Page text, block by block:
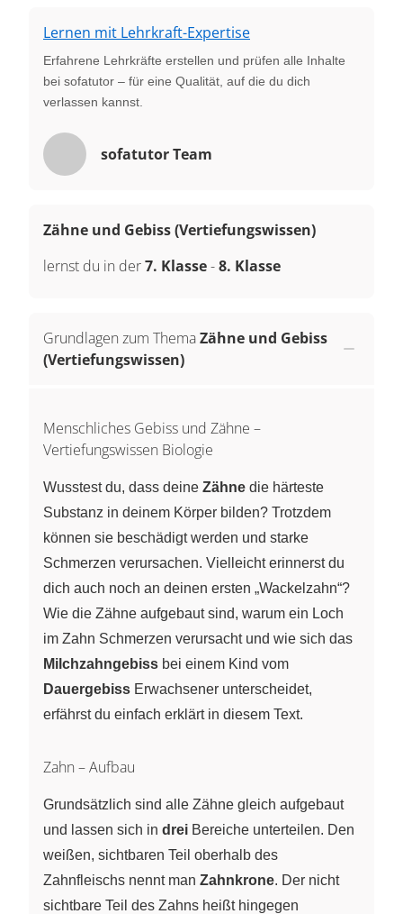
Lernen mit Lehrkraft-Expertise
Erfahrene Lehrkräfte erstellen und prüfen alle Inhalte
bei sofatutor – für eine Qualität, auf die du dich
verlassen kannst.
sofatutor Team
Zähne und Gebiss (Vertiefungswissen)
lernst du in der7. Klasse-8. Klasse
Grundlagen zum ThemaZähne und Gebiss
(Vertiefungswissen)
Menschliches Gebiss und Zähne –
Vertiefungswissen Biologie
Wusstest du, dass deine Zähne die härteste
Substanz in deinem Körper bilden? Trotzdem
können sie beschädigt werden und starke
Schmerzen verursachen. Vielleicht erinnerst du
dich auch noch an deinen ersten „Wackelzahn“?
Wie die Zähne aufgebaut sind, warum ein Loch
im Zahn Schmerzen verursacht und wie sich das
Milchzahngebiss bei einem Kind vom
Dauergebiss Erwachsener unterscheidet,
erfährst du einfach erklärt in diesem Text.
Zahn – Aufbau
Grundsätzlich sind alle Zähne gleich aufgebaut
und lassen sich in drei Bereiche unterteilen. Den
weißen, sichtbaren Teil oberhalb des
Zahnfleischs nennt man Zahnkrone. Der nicht
sichtbare Teil des Zahns heißt hingegen